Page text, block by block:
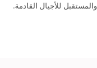
والمستقبل للأجيال القادمة.